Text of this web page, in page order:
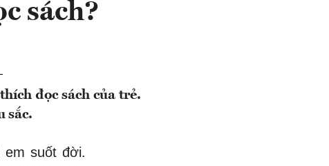
sách?
đọc sách của trẻ.
sắc.
suốt đời.